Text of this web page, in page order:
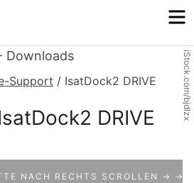
iStock.com/bjdlzx
Support / IsatDock2 DRIVE
DRIVE
NACH RECHTS SCROLLEN → →